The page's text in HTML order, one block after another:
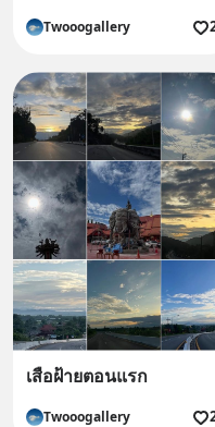
Twooogallery
เสือฝ้ายตอนแรก
Twooogallery